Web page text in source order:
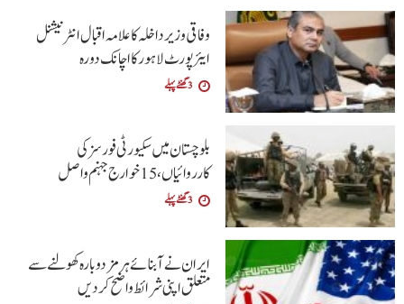
وفاقی وزیر داخلہ کا علامہ اقبال انٹرنیشنل
ایئرپورٹ لاہور کا اچانک دورہ
3 گھنٹے پہلے
بلوچستان میں سکیورٹی فورسز کی
کارروائیاں، 15 خوارج جہنم واصل
3 گھنٹے پہلے
ایران نے آبنائے ہرمز دوبارہ کھولنے سے
متعلق اپنی شرائط واضح کردیں